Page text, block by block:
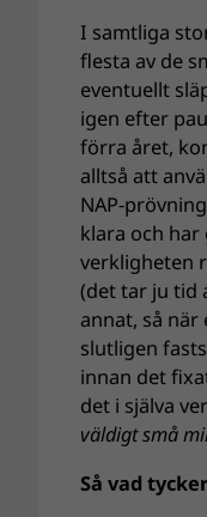
I samtliga
flesta av de
eventuellt
igen efter
förra året,
alltså att
NAP-
klara och
verkligheten
(det tar ju tid
annat, så
slutligen
innan det
det i själva
väldigt små
Så vad